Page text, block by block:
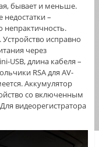
бывает и меньше.
–
непрактичность.
Устройство исправно
через
USB, длина кабеля –
RSA для AV-
Аккумулятор
со включенным
видеорегистратора